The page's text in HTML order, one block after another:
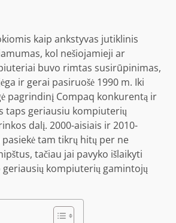
kaip ankstyvas jutiklinis
kol nešiojamieji ar
buvo rimtas susirūpinimas,
ir gerai pasiruošė 1990 m. Iki
pagrindinį Compaq konkurentą ir
taps geriausiu kompiuterių
dalį. 2000-aisiais ir 2010-
tam tikrų hitų per ne
tačiau jai pavyko išlaikyti
kompiuterių gamintojų